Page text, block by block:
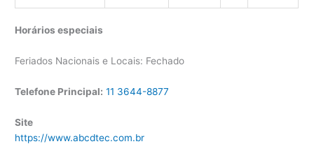
Horários especiais
Feriados Nacionais e Locais: Fechado
Telefone Principal: 11 3644-8877
Site
https://www.abcdtec.com.br